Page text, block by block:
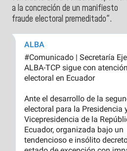
a la concreción de un manifiesto
fraude electoral premeditado".